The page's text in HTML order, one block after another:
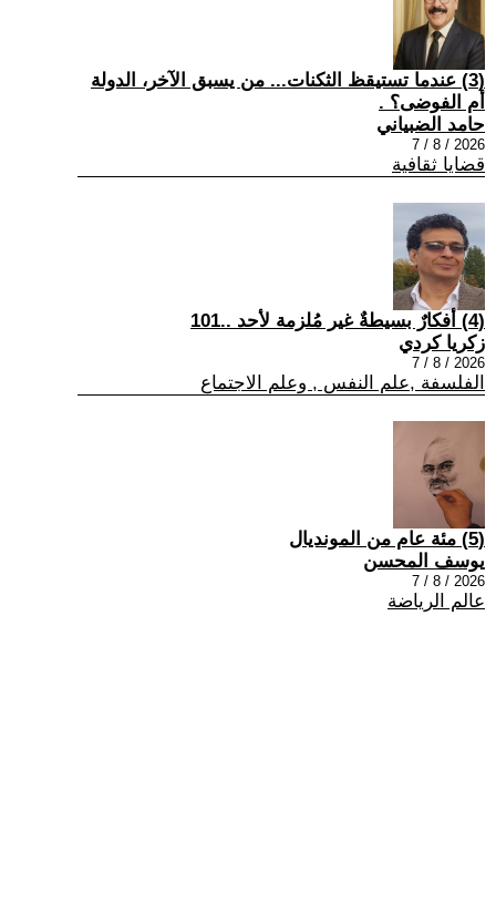
(3) عندما تستيقظ الثكنات... من يسبق الآخر، الدولة
أم الفوضى؟ .
حامد الضبياني
2026 / 8 / 7
قضايا ثقافية
(4) أفكارٌ بسيطةٌ غير مُلزمة لأحد ..101
زكريا كردي
2026 / 8 / 7
الفلسفة ,علم النفس , وعلم الاجتماع
(5) مئة عام من المونديال
يوسف المحسن
2026 / 8 / 7
عالم الرياضة